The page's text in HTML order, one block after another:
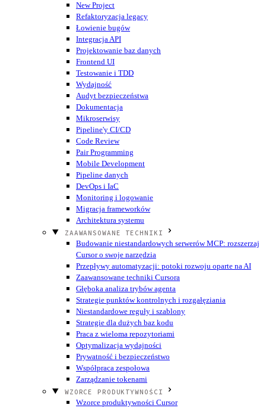
New Project
Refaktoryzacja legacy
Łowienie bugów
Integracja API
Projektowanie baz danych
Frontend UI
Testowanie i TDD
Wydajność
Audyt bezpieczeństwa
Dokumentacja
Mikroserwisy
Pipeline'y CI/CD
Code Review
Pair Programming
Mobile Development
Pipeline danych
DevOps i IaC
Monitoring i logowanie
Migracja frameworków
Architektura systemu
ZAAWANSOWANE TECHNIKI
Budowanie niestandardowych serwerów MCP: rozszerzaj
Cursor o swoje narzędzia
Przepływy automatyzacji: potoki rozwoju oparte na AI
Zaawansowane techniki Cursora
Głęboka analiza trybów agenta
Strategie punktów kontrolnych i rozgałęziania
Niestandardowe reguły i szablony
Strategie dla dużych baz kodu
Praca z wieloma repozytoriami
Optymalizacja wydajności
Prywatność i bezpieczeństwo
Współpraca zespołowa
Zarządzanie tokenami
WZORCE PRODUKTYWNOŚCI
Wzorce produktywności Cursor